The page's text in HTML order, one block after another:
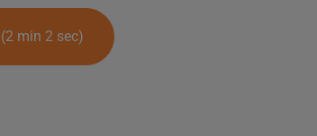
min 2 sec)